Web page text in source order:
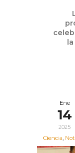
Ene
14
2025
Ciencia,